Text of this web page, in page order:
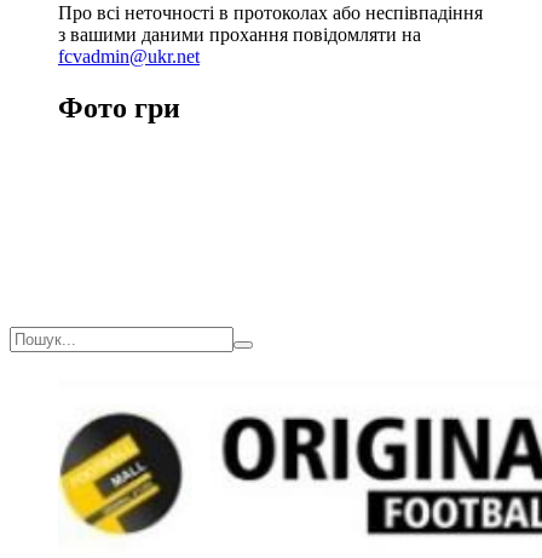
Про всі неточності в протоколах або неспівпадіння
з вашими даними прохання повідомляти на
fcvadmin@ukr.net
Фото гри